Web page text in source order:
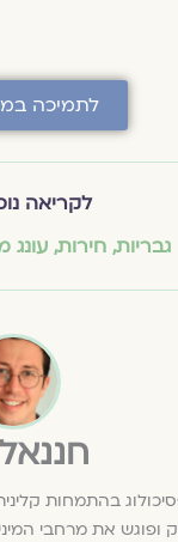
לתמיכה
לקריאה
גבריות, חירות, עונג
בהתמחות
ופוגש את מרחבי